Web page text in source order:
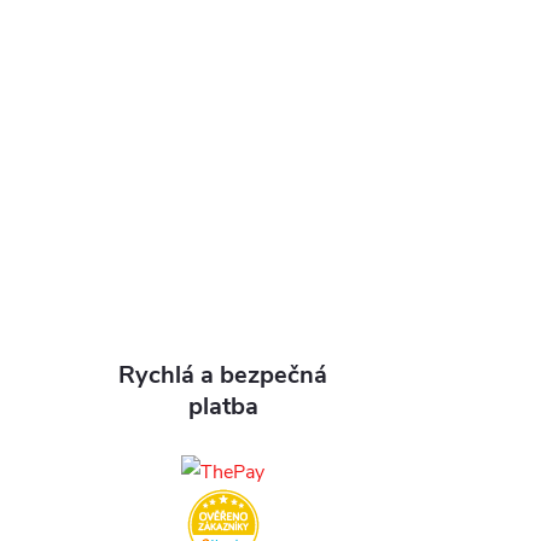
Rychlá a bezpečná
platba